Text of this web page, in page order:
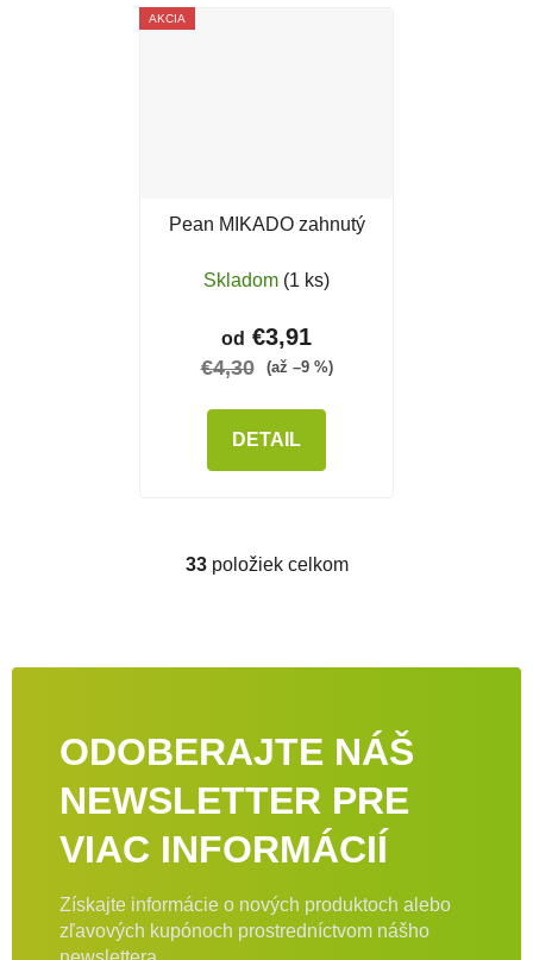
AKCIA
Pean MIKADO zahnutý
Skladom (1 ks)
od €3,91
€4,30 (až –9 %)
DETAIL
Ovládacie prvky výpisu
33položiek celkom
ODOBERAJTE NÁŠ
NEWSLETTER PRE
VIAC INFORMÁCIÍ
Získajte informácie o nových produktoch alebo
zľavových kupónoch prostredníctvom nášho